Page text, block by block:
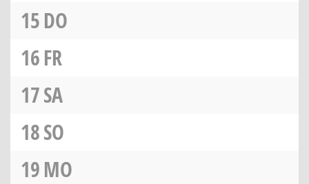
15DO
16FR
17SA
18SO
19MO